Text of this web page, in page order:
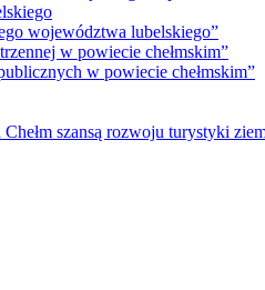
województwa lubelskiego”
w powiecie chełmskim”
w powiecie chełmskim”
szansą rozwoju turystyki